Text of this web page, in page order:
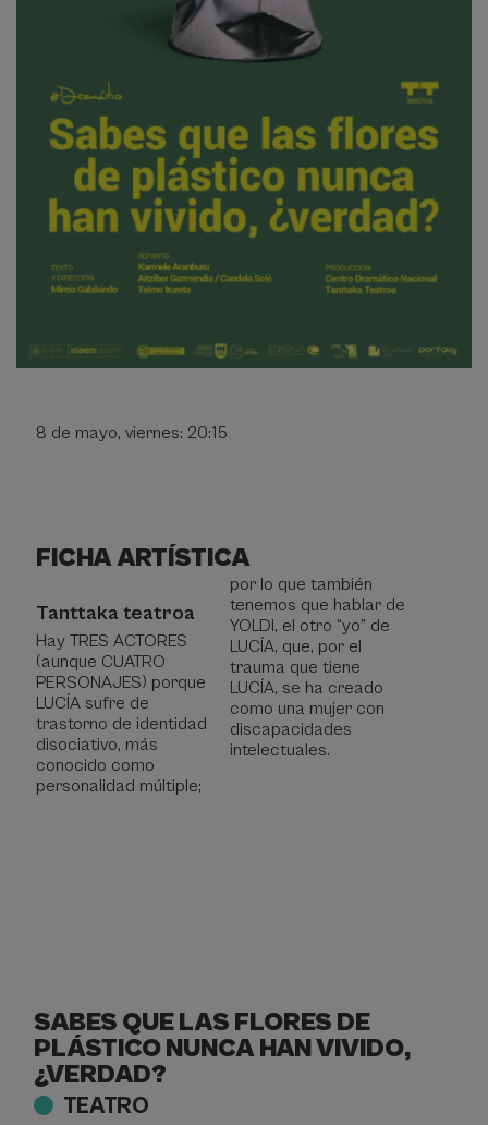
8 de mayo, viernes: 20:15
FICHA ARTÍSTICA
artística
Tanttaka teatroa
Hay TRES ACTORES
(aunque CUATRO
PERSONAJES) porque
LUCÍA sufre de
trastorno de identidad
disociativo, más
conocido como
personalidad múltiple;
por lo que también
tenemos que hablar de
YOLDI, el otro “yo” de
LUCÍA, que, por el
trauma que tiene
LUCÍA, se ha creado
como una mujer con
discapacidades
intelectuales.
SABES QUE LAS FLORES DE
PLÁSTICO NUNCA HAN VIVIDO,
¿VERDAD?
TEATRO